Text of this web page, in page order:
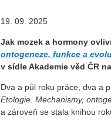
19. 09. 2025
Jak mozek a hormony
ontogeneze, funkce a
v sídle Akademie věd ČR
Dva a půl roku práce, dva a
Etologie. Mechanismy,
a zároveň se stala knihou